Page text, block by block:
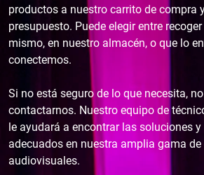
productos a nuestro carrito de compra
presupuesto. Puede elegir entre
mismo, en nuestro almacén, o que lo
conectemos.
Si no está seguro de lo que necesita,
contactarnos. Nuestro equipo de
le ayudará a encontrar las soluciones
adecuados en nuestra amplia gama
audiovisuales.